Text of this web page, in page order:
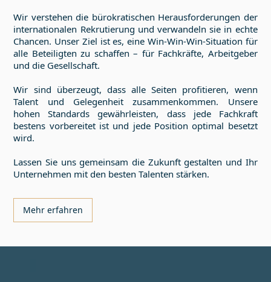
Wir verstehen die bürokratischen Herausforderungen der
internationalen Rekrutierung und verwandeln sie in echte
Chancen. Unser Ziel ist es, eine Win-Win-Win-Situation für
alle Beteiligten zu schaffen – für Fachkräfte, Arbeitgeber
und die Gesellschaft.
Wir sind überzeugt, dass alle Seiten profitieren, wenn
Talent und Gelegenheit zusammenkommen. Unsere
hohen Standards gewährleisten, dass jede Fachkraft
bestens vorbereitet ist und jede Position optimal besetzt
wird.
Lassen Sie uns gemeinsam die Zukunft gestalten und Ihr
Unternehmen mit den besten Talenten stärken.
Mehr erfahren